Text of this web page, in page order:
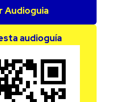
Audioguia
audioguía